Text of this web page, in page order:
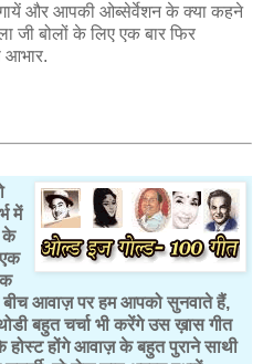
और आपकी ओब्सेर्वेशन के क्या कहने
जी बोलों के लिए एक बार फिर
आभार.
में
के
बीच आवाज़ पर हम आपको सुनवाते हैं,
बहुत चर्चा भी करेंगे उस ख़ास गीत
होंगे आवाज़ के बहुत पुराने साथी